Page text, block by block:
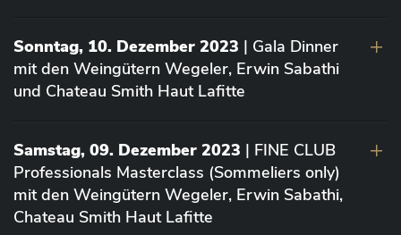
Sonntag, 10. Dezember 2023 | Gala Dinner
mit den Weingütern Wegeler, Erwin Sabathi
und Chateau Smith Haut Lafitte
Samstag, 09. Dezember 2023 | FINE CLUB
Professionals Masterclass (Sommeliers only)
mit den Weingütern Wegeler, Erwin Sabathi,
Chateau Smith Haut Lafitte